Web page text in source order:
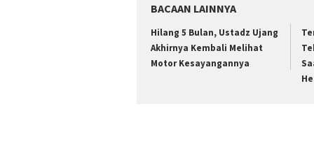
BACAAN LAINNYA
Hilang 5 Bulan, Ustadz Ujang
Akhirnya Kembali Melihat
Motor Kesayangannya